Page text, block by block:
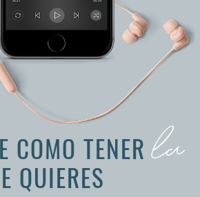
COMO TENERla
QUIERES